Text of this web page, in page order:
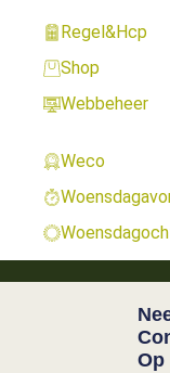
Regel&Hcp
Shop
Webbeheer
Weco
Op